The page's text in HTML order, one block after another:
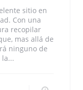
sitio en
Con una
recopilar
mas allá de
ninguno de